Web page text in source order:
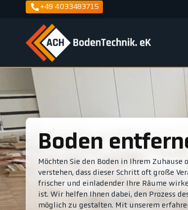
+49 4033483715
Boden
Möchten Sie den Boden in Ihrem
verstehen, dass dieser Schritt oft große
frischer und einladender Ihre Räume
ist. Wir helfen Ihnen dabei, den Prozess
möglich zu gestalten. Mit unserem